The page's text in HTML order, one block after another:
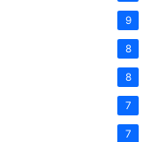
9
8
8
7
7